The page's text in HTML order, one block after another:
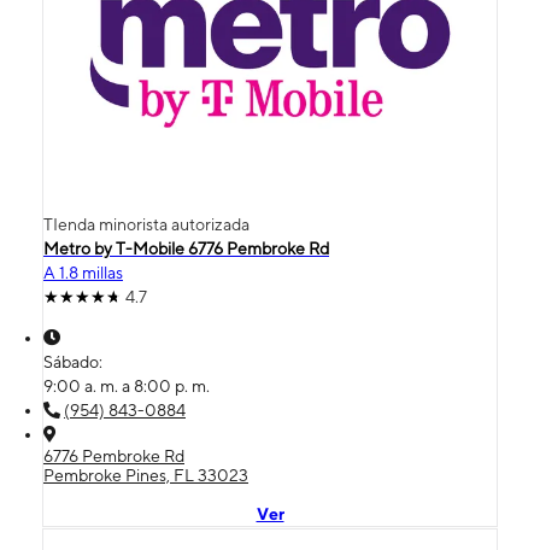
TIenda minorista autorizada
Metro by T-Mobile 6776 Pembroke Rd
A 1.8 millas
4.7
Sábado:
9:00 a. m. a 8:00 p. m.
(954) 843-0884
6776 Pembroke Rd
Pembroke Pines, FL 33023
Ver